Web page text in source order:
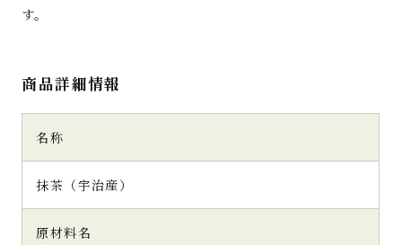
す。
商品詳細情報
名称
抹茶（宇治産）
原材料名